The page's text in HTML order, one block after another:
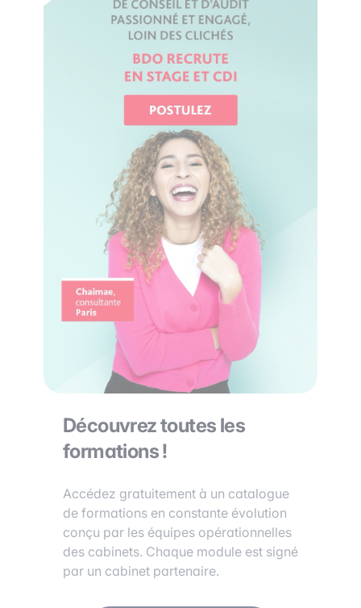
Découvrez toutes les
formations !
Accédez gratuitement à un catalogue
de formations en constante évolution
conçu par les équipes opérationnelles
des cabinets. Chaque module est signé
par un cabinet partenaire.